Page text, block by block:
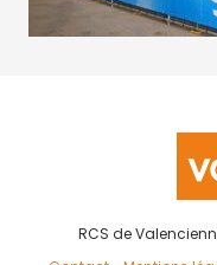
RCS de